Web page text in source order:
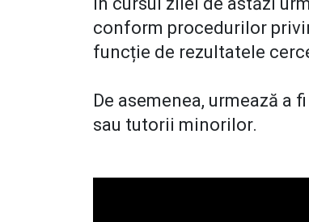
conform procedurilor
funcție de rezultatele
De asemenea, urmează a
sau tutorii minorilor.